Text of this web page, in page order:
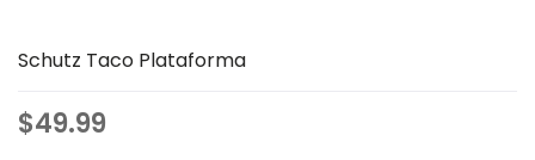
Schutz Taco Plataforma
$49.99